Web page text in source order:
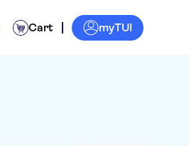
Cart myTUI